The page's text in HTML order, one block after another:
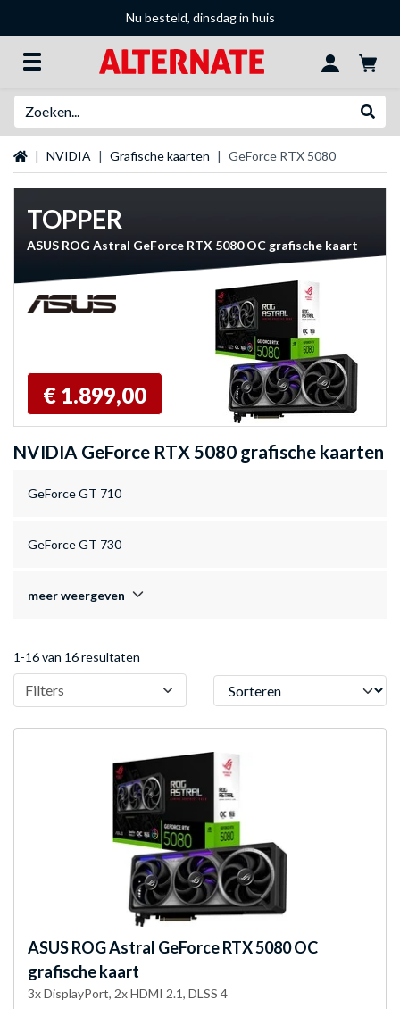
Nu besteld, dinsdag in huis
Startpagina
NVIDIA Grafische kaarten GeForce RTX 5080
TOPPER
ASUS ROG Astral GeForce RTX 5080 OC grafische kaart
€ 1.899,00
NVIDIA GeForce RTX 5080 grafische kaarten
GeForce GT 710
GeForce GT 730
meer weergeven
1-16 van 16 resultaten
Filters Sorteren
ASUSROG Astral GeForce RTX 5080 OC
grafische kaart
3x DisplayPort, 2x HDMI 2.1, DLSS 4